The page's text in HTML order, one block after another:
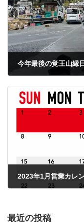
今年最後の覚王山縁
2023年1月営業カレ
最近の投稿